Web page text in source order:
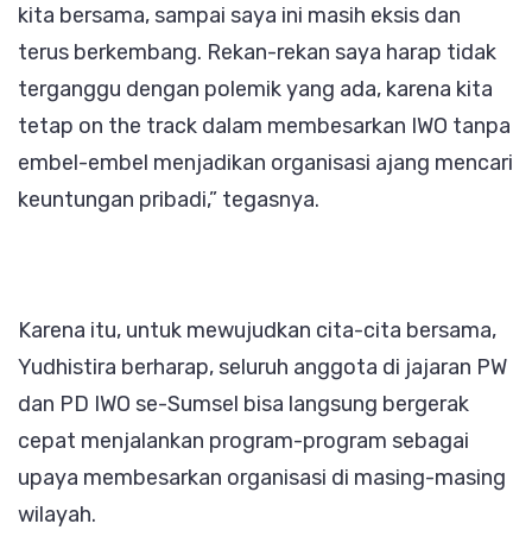
kita bersama, sampai saya ini masih eksis dan
terus berkembang. Rekan-rekan saya harap tidak
terganggu dengan polemik yang ada, karena kita
tetap on the track dalam membesarkan IWO tanpa
embel-embel menjadikan organisasi ajang mencari
keuntungan pribadi,” tegasnya.
Karena itu, untuk mewujudkan cita-cita bersama,
Yudhistira berharap, seluruh anggota di jajaran PW
dan PD IWO se-Sumsel bisa langsung bergerak
cepat menjalankan program-program sebagai
upaya membesarkan organisasi di masing-masing
wilayah.